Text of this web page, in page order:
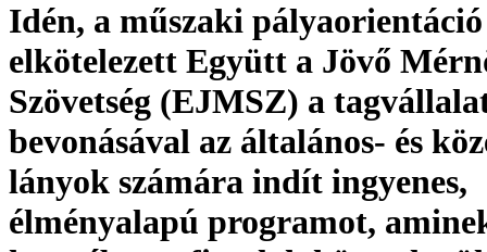
Idén, a műszaki
elkötelezett Együtt a Jövő
Szövetség (EJMSZ) a
bevonásával az általános- és
lányok számára indít ingyenes,
élményalapú programot,